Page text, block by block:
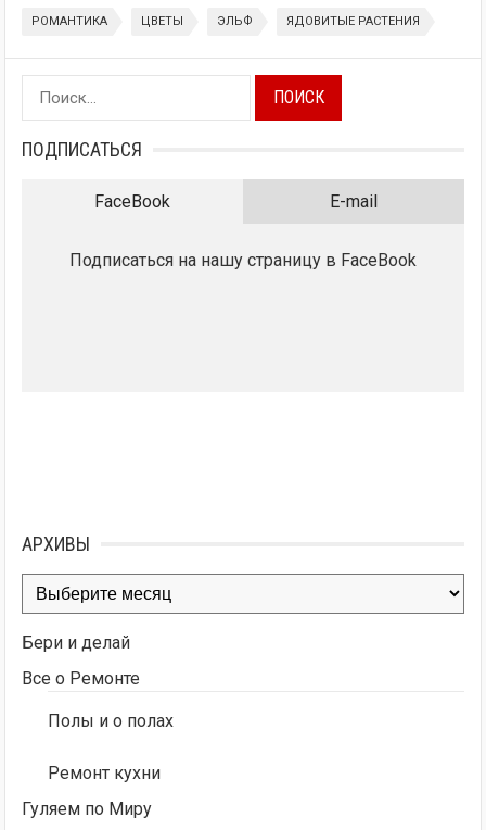
РОМАНТИКА ЦВЕТЫ ЭЛЬФ ЯДОВИТЫЕ РАСТЕНИЯ
Найти:
ПОДПИСАТЬСЯ
FaceBook E-mail
Подписаться на нашу страницу в FaceBook
АРХИВЫ
Архивы
Бери и делай
Все о Ремонте
Полы и о полах
Ремонт кухни
Гуляем по Миру